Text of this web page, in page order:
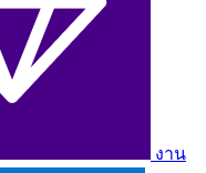
งาน